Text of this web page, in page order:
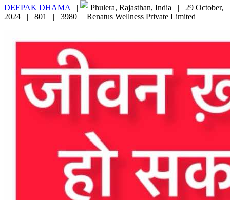
DEEPAK DHAMA | Phulera, Rajasthan, India | 29 October,
2024 | 801 | 3980 | Renatus Wellness Private Limited